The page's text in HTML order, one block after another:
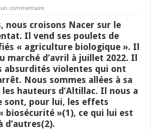
un commentaire
nous croisons Nacer sur le
Il vend ses poulets de
« agriculture biologique ». Il
marché d’avril à juillet 2022. Il
absurdités violentes qui ont
Nous sommes allées à sa
hauteurs d’Altillac. Il nous a
sont, pour lui, les effets
biosécurité »(1), ce qui lui est
d’autres(2).